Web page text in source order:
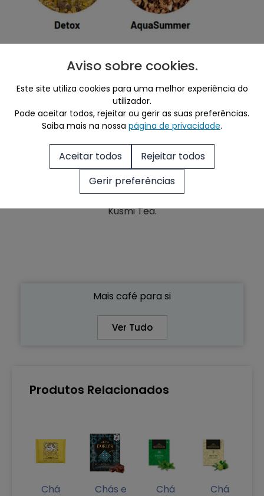
biológicos e as saquetas são biodegradáveis.
A Daily Coffee é importador e representante
Kusmi Tea.
Mais café para si
Ver Tudo
Produtos Relacionados
Chá
Chás e
Chá
Chá
Aviso sobre cookies.
Este site utiliza cookies para uma melhor experiência do
utilizador.
Pode aceitar todos, rejeitar ou gerir as suas preferências.
Saiba mais na nossa página de privacidade.
Aceitar todos
Rejeitar todos
Gerir preferências